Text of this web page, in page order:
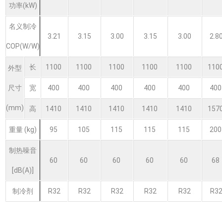
功率(kW)
名义制冷
COP(W/W)
3.21 3.15 3.00 3.15 3.00
外型
尺寸
(mm)
长 1100 1100 1100 1100 1100
宽 400 400 400 400 400
高 1410 1410 1410 1410 1410
重量 (kg) 95 105 115 115 115
制热噪音
[dB(A)]
60 60 60 60 60 68
制冷剂 R32 R32 R32 R32 R32 R32